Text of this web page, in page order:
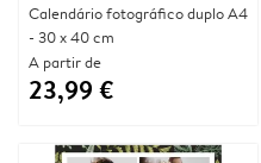
Calendário fotográfico duplo A4
- 30 x 40 cm
A partir de
23,99 €